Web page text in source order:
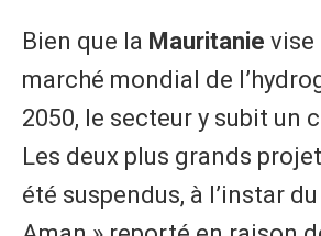
​Bien que la Mauritanie vise
marché mondial de
2050, le secteur y subit un
Les deux plus grands
été suspendus, à l’instar